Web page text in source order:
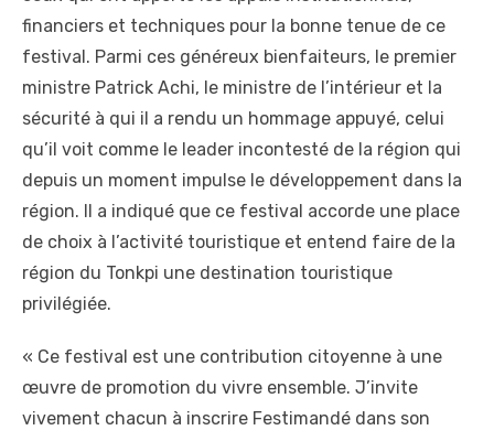
financiers et techniques pour la bonne tenue de ce
festival. Parmi ces généreux bienfaiteurs, le premier
ministre Patrick Achi, le ministre de l’intérieur et la
sécurité à qui il a rendu un hommage appuyé, celui
qu’il voit comme le leader incontesté de la région qui
depuis un moment impulse le développement dans la
région. Il a indiqué que ce festival accorde une place
de choix à l’activité touristique et entend faire de la
région du Tonkpi une destination touristique
privilégiée.
« Ce festival est une contribution citoyenne à une
œuvre de promotion du vivre ensemble. J’invite
vivement chacun à inscrire Festimandé dans son